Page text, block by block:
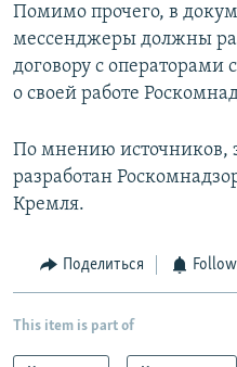
Помимо прочего, в
мессенджеры должны
договору с операторами
о своей работе
По мнению источников,
разработан
Кремля.
Поделиться
This item is part of